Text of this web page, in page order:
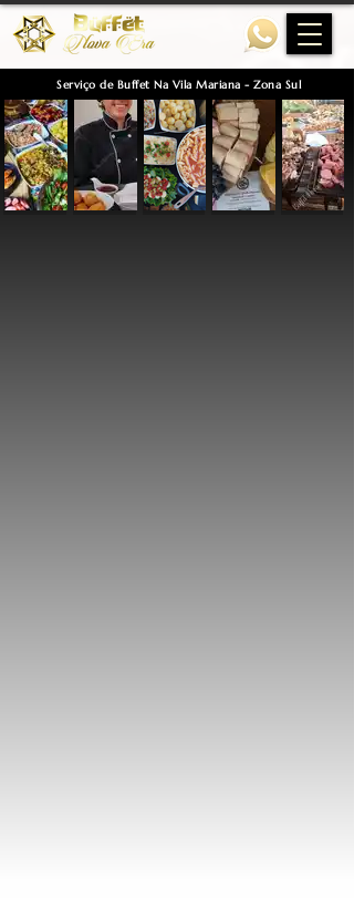
Serviço de Buffet Na Vila Mariana - Zona Sul